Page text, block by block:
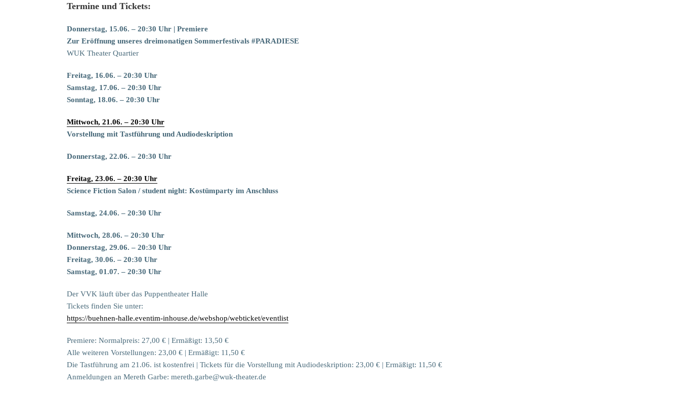
Termine und Tickets:
Donnerstag, 15.06. – 20:30 Uhr | Premiere
Zur Eröffnung unseres dreimonatigen Sommerfestivals #PARADIESE
WUK Theater Quartier
Freitag, 16.06. – 20:30 Uhr
Samstag, 17.06. – 20:30 Uhr
Sonntag, 18.06. – 20:30 Uhr
Mittwoch, 21.06. – 20:30 Uhr
Vorstellung mit Tastführung und Audiodeskription
Donnerstag, 22.06. – 20:30 Uhr
Freitag, 23.06. – 20:30 Uhr
Science Fiction Salon / student night: Kostümparty im Anschluss
Samstag, 24.06. – 20:30 Uhr
Mittwoch, 28.06. – 20:30 Uhr
Donnerstag, 29.06. – 20:30 Uhr
Freitag, 30.06. – 20:30 Uhr
Samstag, 01.07. – 20:30 Uhr
Der VVK läuft über das Puppentheater Halle
Tickets finden Sie unter:
https://buehnen-halle.eventim-inhouse.de/webshop/webticket/eventlist
Premiere: Normalpreis: 27,00 € | Ermäßigt: 13,50 €
Alle weiteren Vorstellungen: 23,00 € | Ermäßigt: 11,50 €
Die Tastführung am 21.06. ist kostenfrei | Tickets für die Vorstellung mit Audiodeskription: 23,00 € | Ermäßigt: 11,50 €
Anmeldungen an Mereth Garbe: mereth.garbe@wuk-theater.de